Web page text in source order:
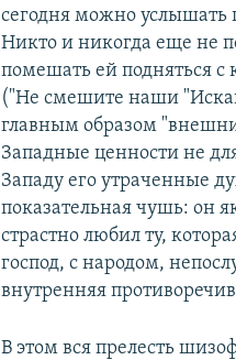
сегодня можно
Никто и никогда еще не
помешать ей подняться с
("Не смешите наши
главным образом
Западные ценности не
Западу его утраченные
показательная чушь: он
страстно любил ту,
господ, с народом,
внутренняя
В этом вся прелесть